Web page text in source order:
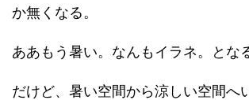
か無くなる。
ああもう暑い。なんもイラネ。とな
だけど、暑い空間から涼しい空間へ